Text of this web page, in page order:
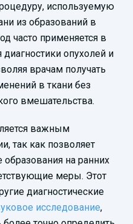
используемую
из образований в
часто применяется в
опухолей и
врачам получать
в ткани без
вмешательства.
важным
так как позволяет
на ранних
меры. Этот
диагностические
исследование,